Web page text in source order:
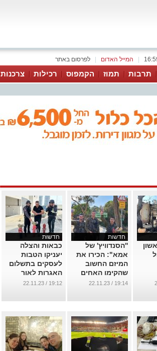
לפרסום באתר המייל האדום
תרבות תמוז הקמפוס רכילות צרכנות
חדשות
''הסנדוויץ' של
אמא": הכירו את
המיזם החשוב
שהקימו האחים
הבאר שבעיים
...
19:14 / 22.11.23
חדשות
כבאות והצלה
יעניקו הטבות
לעסקים בתשלום
האגרות לאור
המלחמה
19:12 / 22.11.23